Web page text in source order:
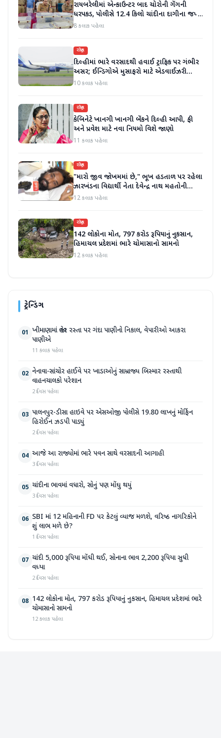
રાયબરેલીમાં એન્કાઉન્ટર બાદ ચોરોની ગેંગની
ધરપકડ, પોલીસે 12.4 કિલો ચાંદીના દાગીના જપ્ત
કર્યા
8 કલાક પહેલા
રાષ્ટ્રીય
દિલ્હીમાં ભારે વરસાદથી હવાઈ ટ્રાફિક પર ગંભીર
અસર; ઈન્ડિગોએ મુસાફરો માટે એડવાઈઝરી
જાહેર કરી
10 કલાક પહેલા
રાષ્ટ્રીય
કેબિનેટે ખાનગી ખાનગી બેંકને દિલ્હી આપી, ફી
અને પ્રવેશ માટે નવા નિયમો વિશે જાણો
11 કલાક પહેલા
રાષ્ટ્રીય
"મારો જીવ જોખમમાં છે," ભૂખ હડતાળ પર રહેલા
ઝારખંડના વિદ્યાર્થી નેતા દેવેન્દ્ર નાથ મહતોની
તબિયત ખરાબ
12 કલાક પહેલા
રાષ્ટ્રીય
142 લોકોના મોત, 797 કરોડ રૂપિયાનું નુકસાન,
હિમાચલ પ્રદેશમાં ભારે ચોમાસાનો સામનો
12 કલાક પહેલા
ટ્રેન્ડિંગ
01 ખીમાણામાં જાહેર રસ્તા પર ગંદા પાણીનો નિકાલ, વેપારીઓ આકરા
પાણીએ
11 કલાક પહેલા
02 નેનાવા-સાંચોર હાઈવે પર ખાડાઓનું સામ્રાજ્ય બિસ્માર રસ્તાથી
વાહનચાલકો પરેશાન
2 દિવસ પહેલા
03 પાલનપુર-ડીસા હાઇવે પર એસઓજી પોલીસે 19.80 લાખનું મોર્ફિન
હિરોઈન ઝડપી પાડ્યું
2 દિવસ પહેલા
04 આજે આ રાજ્યોમાં ભારે પવન સાથે વરસાદની આગાહી
3 દિવસ પહેલા
05 ચાંદીના ભાવમાં વધારો, સોનું પણ મોંઘુ થયું
3 દિવસ પહેલા
06 SBI માં 12 મહિનાની FD પર કેટલું વ્યાજ મળશે, વરિષ્ઠ નાગરિકોને
શું લાભ મળે છે?
1 દિવસ પહેલા
07 ચાંદી 5,000 રૂપિયા મોંઘી થઈ, સોનાના ભાવ 2,200 રૂપિયા સુધી
વધ્યા
2 દિવસ પહેલા
08 142 લોકોના મોત, 797 કરોડ રૂપિયાનું નુકસાન, હિમાચલ પ્રદેશમાં ભારે
ચોમાસાનો સામનો
12 કલાક પહેલા